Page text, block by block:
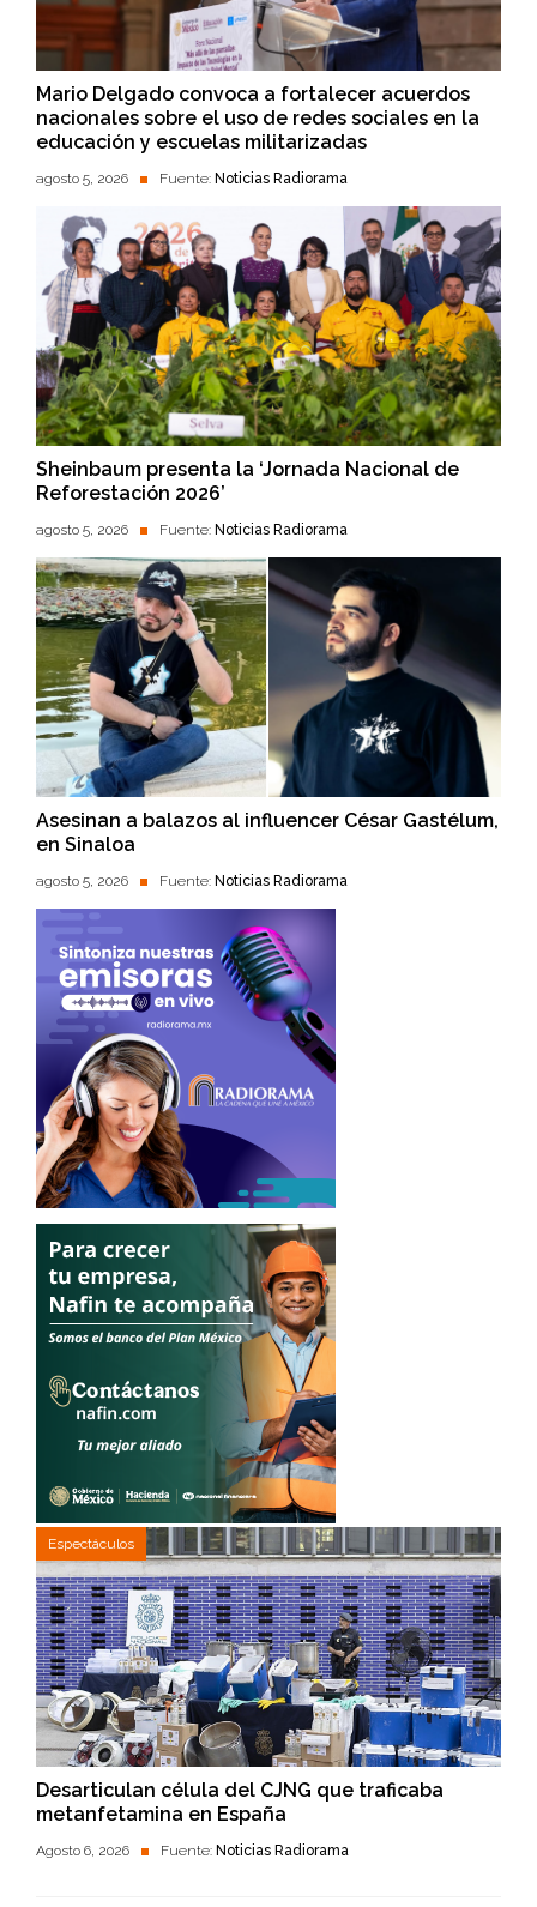
Mario Delgado convoca a fortalecer acuerdos
nacionales sobre el uso de redes sociales en la
educación y escuelas militarizadas
agosto 5, 2026 Fuente: Noticias Radiorama
Sheinbaum presenta la ‘Jornada Nacional de
Reforestación 2026’
agosto 5, 2026 Fuente: Noticias Radiorama
Asesinan a balazos al influencer César Gastélum,
en Sinaloa
agosto 5, 2026 Fuente: Noticias Radiorama
Espectáculos
Desarticulan célula del CJNG que traficaba
metanfetamina en España
Agosto 6, 2026 Fuente: Noticias Radiorama